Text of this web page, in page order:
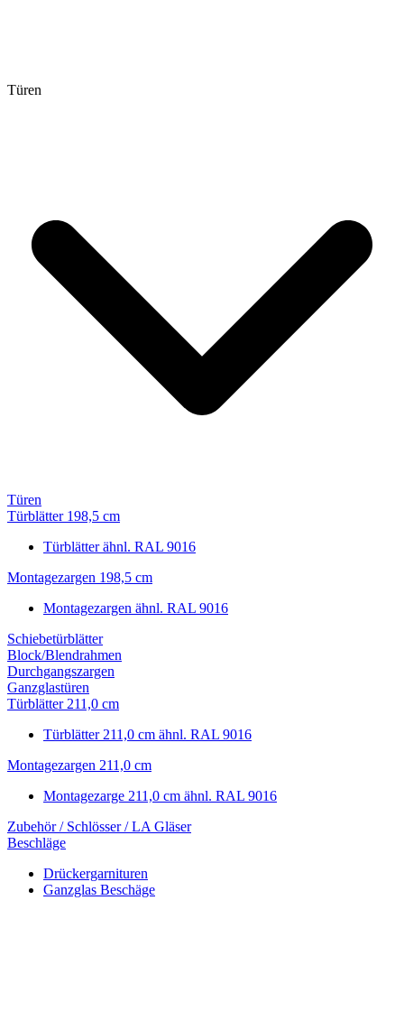
Türen
Türen
Türblätter 198,5 cm
Türblätter ähnl. RAL 9016
Montagezargen 198,5 cm
Montagezargen ähnl. RAL 9016
Schiebetürblätter
Block/Blendrahmen
Durchgangszargen
Ganzglastüren
Türblätter 211,0 cm
Türblätter 211,0 cm ähnl. RAL 9016
Montagezargen 211,0 cm
Montagezarge 211,0 cm ähnl. RAL 9016
Zubehör / Schlösser / LA Gläser
Beschläge
Drückergarnituren
Ganzglas Beschäge